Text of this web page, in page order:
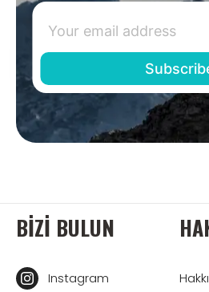
BIZI BULUN
Instagram